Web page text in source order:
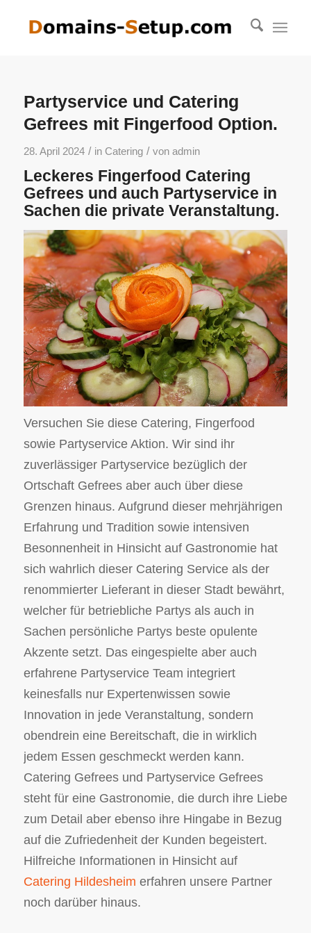
Partyservice und Catering
Gefrees mit Fingerfood Option.
28. April 2024 / in Catering / von admin
Leckeres Fingerfood Catering
Gefrees und auch Partyservice in
Sachen die private Veranstaltung.
Versuchen Sie diese Catering, Fingerfood
sowie Partyservice Aktion. Wir sind ihr
zuverlässiger Partyservice bezüglich der
Ortschaft Gefrees aber auch über diese
Grenzen hinaus. Aufgrund dieser mehrjährigen
Erfahrung und Tradition sowie intensiven
Besonnenheit in Hinsicht auf Gastronomie hat
sich wahrlich dieser Catering Service als der
renommierter Lieferant in dieser Stadt bewährt,
welcher für betriebliche Partys als auch in
Sachen persönliche Partys beste opulente
Akzente setzt. Das eingespielte aber auch
erfahrene Partyservice Team integriert
keinesfalls nur Expertenwissen sowie
Innovation in jede Veranstaltung, sondern
obendrein eine Bereitschaft, die in wirklich
jedem Essen geschmeckt werden kann.
Catering Gefrees und Partyservice Gefrees
steht für eine Gastronomie, die durch ihre Liebe
zum Detail aber ebenso ihre Hingabe in Bezug
auf die Zufriedenheit der Kunden begeistert.
Hilfreiche Informationen in Hinsicht auf
Catering Hildesheim erfahren unsere Partner
noch darüber hinaus.